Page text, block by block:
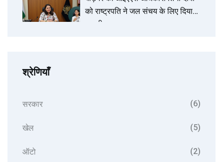
को राष्ट्रपति ने जल संचय के लिए दिया
राष्ट्रीय पुरस्कार
श्रेणियाँ
सरकार (6)
खेल (5)
ऑटो (2)